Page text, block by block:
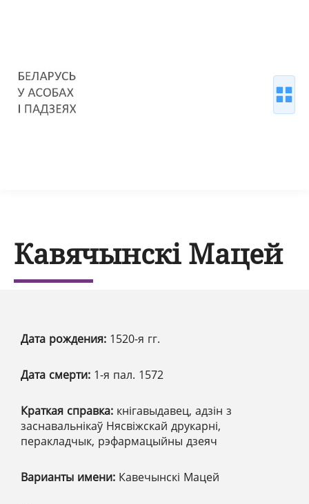
Кавячынскі Мацей
Дата рождения: 1520-я гг.
Дата смерти: 1-я пал. 1572
Краткая справка: кнігавыдавец, адзін з
заснавальнікаў Нясвіжскай друкарні,
перакладчык, рэфармацыйны дзеяч
Варианты имени: Кавечынскі Мацей